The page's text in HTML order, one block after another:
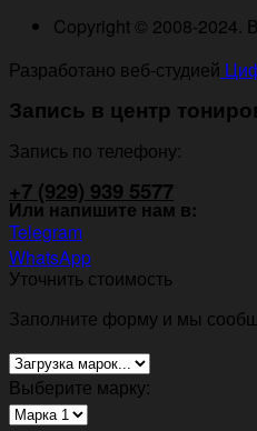
Copyright © 2008-2024.
Разработано веб-студией
Запись в центр
Запись по телефону:
+7 (929) 939 5577
Или напишите нам в:
Telegram
WhatsApp
Уточнить стоимость
Заполните форму и мы
Выберите марку: